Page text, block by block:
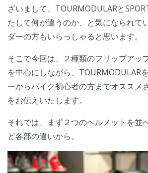
ざいまして、TOURMODULARと
たして何が違うのか、と気になられて
ダーの方もいらっしゃると思います。
そこで今回は、２種類のフリップアッ
を中心にしながら、TOURMODULAR
ーからバイク初心者の方までオススメ
をお伝えいたします。
それでは、まず２つのヘルメットを並
ど各部の違いから。